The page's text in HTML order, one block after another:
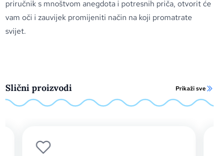
priručnik s mnoštvom anegdota i potresnih priča, otvorit će
vam oči i zauvijek promijeniti način na koji promatrate
svijet.
Slični proizvodi Prikaži sve